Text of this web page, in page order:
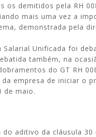
os demitidos pela RH
mais uma vez a
demonstrada pela
Unificada foi
também, na
do GT RH
empresa de iniciar o
de maio.
do aditivo da cláusula